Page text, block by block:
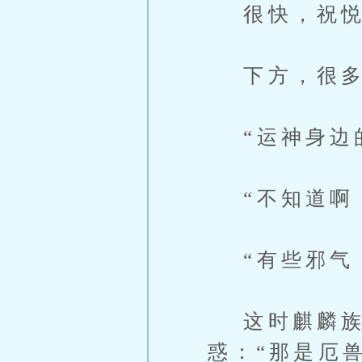
很快，祝悦
下方，很多
“运神身边
“不知道啊
“有些邪气
这时麒麟族
惑：“那是厄